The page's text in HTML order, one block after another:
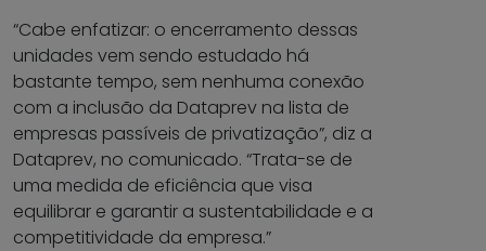
“Cabe enfatizar: o encerramento dessas
unidades vem sendo estudado há
bastante tempo, sem nenhuma conexão
com a inclusão da Dataprev na lista de
empresas passíveis de privatização”, diz a
Dataprev, no comunicado. “Trata-se de
uma medida de eficiência que visa
equilibrar e garantir a sustentabilidade e a
competitividade da empresa.”